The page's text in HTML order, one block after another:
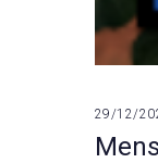
29/12/